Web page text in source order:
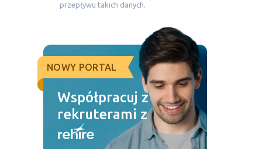
przepływu takich danych.
NOWY PORTAL
Współpracuj z
rekruterami z